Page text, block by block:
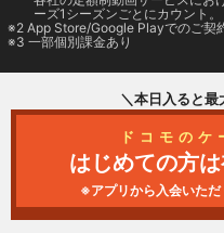
ーズ1シーズンごとにカウント。
2 App Store/Google Playでのご契
3 一部個別課金あり
＼本日入ると最
ドコモのケ
はじめての方
※アプリから入会いた